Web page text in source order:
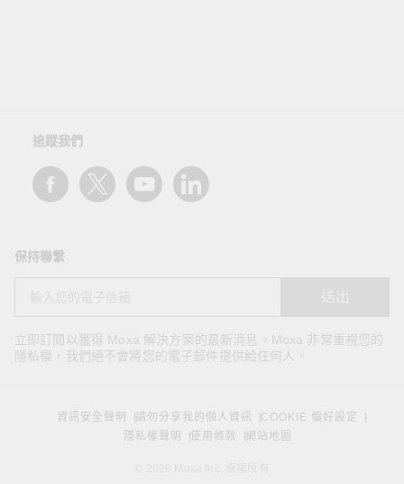
追蹤我們
保持聯繫
立即訂閱以獲得 Moxa 解決方案的最新消息。Moxa 非常重視您的
隱私權，我們絕不會將您的電子郵件提供給任何人。
資訊安全聲明 請勿分享我的個人資訊
COOKIE 偏好設定
隱私權聲明
使用條款 網站地圖